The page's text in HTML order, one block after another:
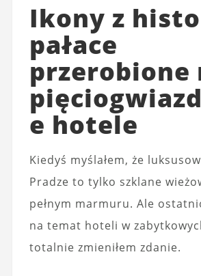
Ikony z
pałace
przerobione
e hotele
Kiedyś myślałem, że
Pradze to tylko szklane
pełnym marmuru. Ale
na temat hoteli w
totalnie zmieniłem zdanie.